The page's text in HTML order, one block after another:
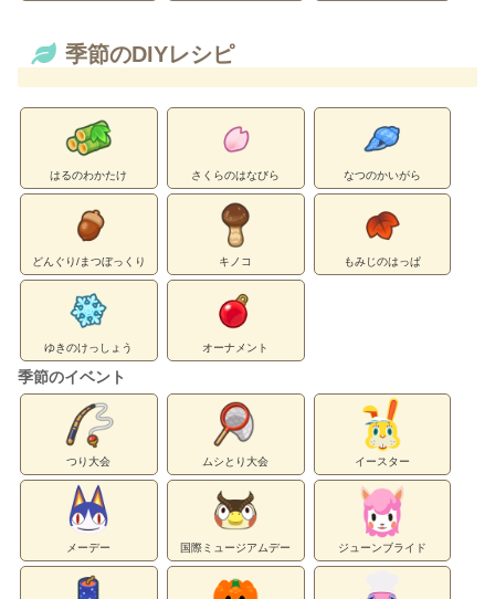
季節のDIYレシピ
はるのわかたけ さくらのはなびら なつのかいがら
どんぐり/まつぼっくり キノコ もみじのはっぱ
ゆきのけっしょう オーナメント
季節のイベント
つり大会 ムシとり大会 イースター
メーデー 国際ミュージアムデー ジューンブライド